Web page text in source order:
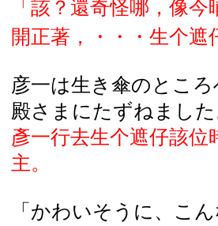
「該？還奇怪哪，像
開正著，・・・生个遮
彦一は生き傘のとこ
殿さまにたずねまし
彥一行去生个遮仔該位
主。
「かわいそうに、こ